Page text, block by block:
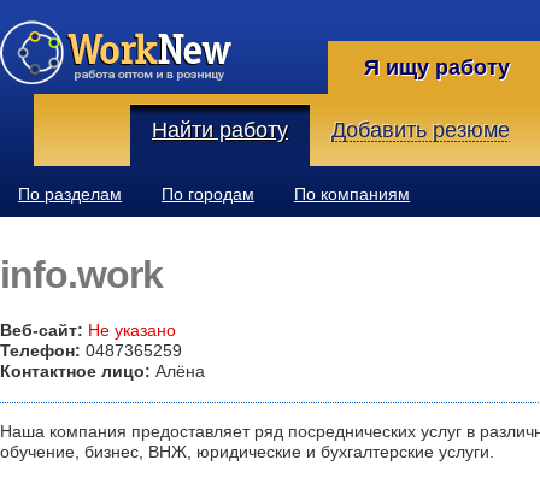
Я ищу работу
Найти работу Добавить резюме
По разделам По городам По компаниям
info.work
Веб-сайт: Не указано
Телефон: 0487365259
Контактное лицо: Алёна
Наша компания предоставляет ряд посреднических услуг в
обучение, бизнес, ВНЖ, юридические и бухгалтерские услуги.